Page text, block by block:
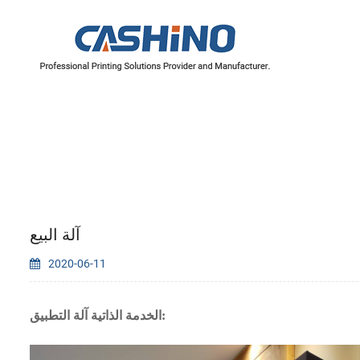
آلة البيع
2020-06-11
الخدمة الذاتية آلة التطبيق: